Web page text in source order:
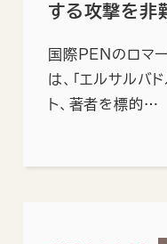
する攻撃を
国際PENのロマ
は、「エルサルバ
ト、著者を標的…